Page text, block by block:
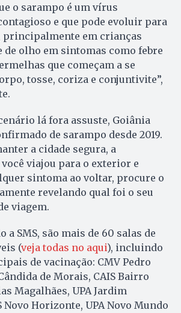
o sarampo é um vírus
e que pode evoluir para
principalmente em crianças
de olho em sintomas como febre
que começam a se
tosse, coriza e conjuntivite”,
lá fora assuste, Goiânia
de sarampo desde 2019.
a cidade segura, a
viajou para o exterior e
sintoma ao voltar, procure o
revelando qual foi o seu
viagem.
a SMS, são mais de 60 salas de
(veja todas no aqui), incluindo
de vacinação: CMV Pedro
de Morais, CAIS Bairro
Magalhães, UPA Jardim
Novo Horizonte, UPA Novo Mundo